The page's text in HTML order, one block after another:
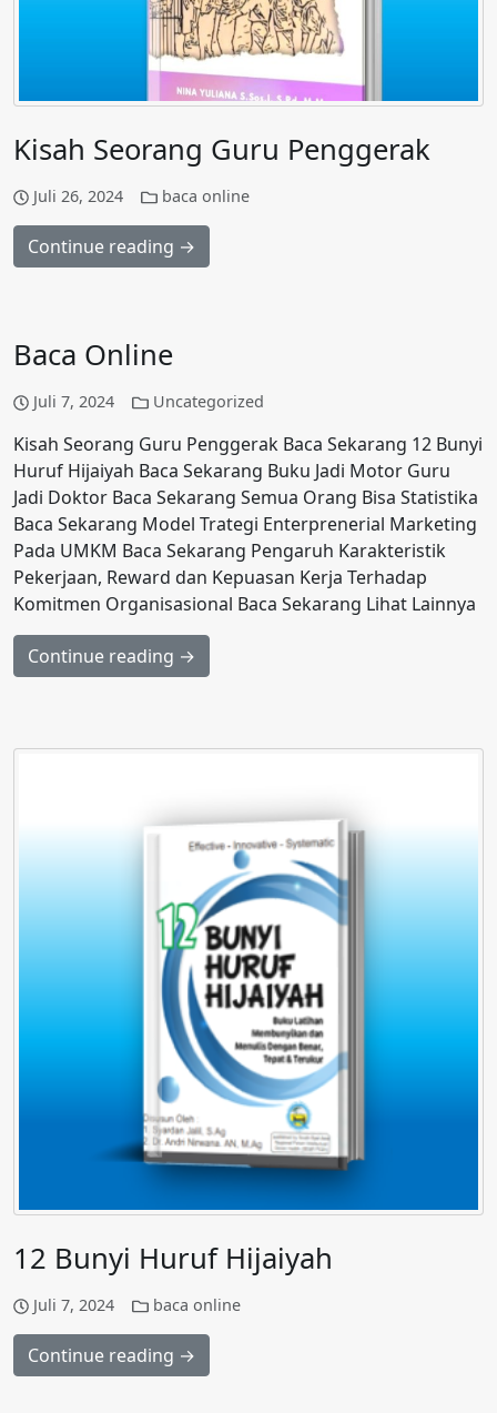
Kisah Seorang Guru Penggerak
Juli 26, 2024 baca online
Continue reading →
Baca Online
Juli 7, 2024 Uncategorized
Kisah Seorang Guru Penggerak Baca Sekarang 12 Bunyi
Huruf Hijaiyah Baca Sekarang Buku Jadi Motor Guru
Jadi Doktor Baca Sekarang Semua Orang Bisa Statistika
Baca Sekarang Model Trategi Enterprenerial Marketing
Pada UMKM Baca Sekarang Pengaruh Karakteristik
Pekerjaan, Reward dan Kepuasan Kerja Terhadap
Komitmen Organisasional Baca Sekarang Lihat Lainnya
Continue reading →
12 Bunyi Huruf Hijaiyah
Juli 7, 2024 baca online
Continue reading →